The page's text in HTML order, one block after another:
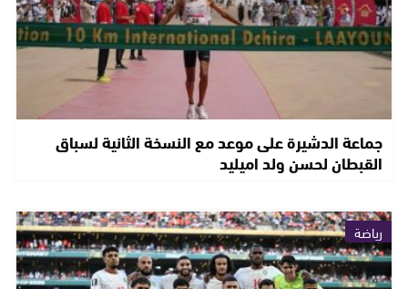
جماعة الدشيرة على موعد مع النسخة الثانية لسباق
القبطان لحسن ولد اميليد
رياضة